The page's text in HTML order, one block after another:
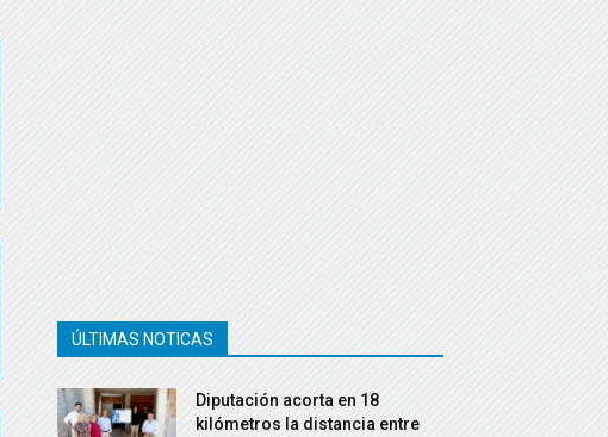
ÚLTIMAS NOTICAS
Diputación acorta en 18
kilómetros la distancia entre